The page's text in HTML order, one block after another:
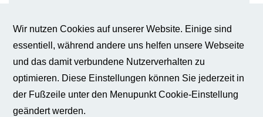
NEWS / BERICHTE / ARTIKEL
BROSCHÜREN
FAQS
BROSCHÜRE INNOVATION - KÜNSTLICHE INTELLIGENZ
PRESSE
Wir nutzen Cookies auf unserer Website. Einige sind
essentiell, während andere uns helfen unsere Webseite
und das damit verbundene Nutzerverhalten zu
optimieren. Diese Einstellungen können Sie jederzeit in
der Fußzeile unter den Menupunkt Cookie-Einstellung
geändert werden.
Wir verwenden Cookies auf dieser
Webseite, um Ihnen ein bestmögliches
Nutzungserlebnis zu gewährleisten.
Weitere Informationen
Essentiell